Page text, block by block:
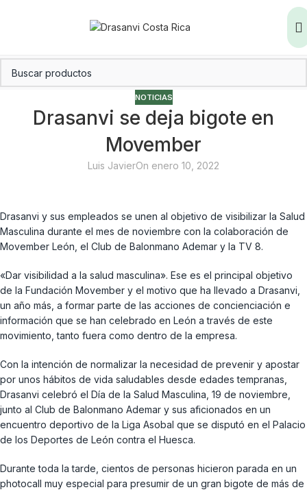
NOTICIAS
Drasanvi se deja bigote en
Movember
Luis JavierOn enero 10, 2022
Drasanvi y sus empleados se unen al objetivo de visibilizar la Salud
Masculina durante el mes de noviembre con la colaboración de
Movember León, el Club de Balonmano Ademar y la TV 8.
«Dar visibilidad a la salud masculina». Ese es el principal objetivo
de la Fundación Movember y el motivo que ha llevado a Drasanvi,
un año más, a formar parte de las acciones de concienciación e
información que se han celebrado en León a través de este
movimiento, tanto fuera como dentro de la empresa.
Con la intención de normalizar la necesidad de prevenir y apostar
por unos hábitos de vida saludables desde edades tempranas,
Drasanvi celebró el Día de la Salud Masculina, 19 de noviembre,
junto al Club de Balonmano Ademar y sus aficionados en un
encuentro deportivo de la Liga Asobal que se disputó en el Palacio
de los Deportes de León contra el Huesca.
Durante toda la tarde, cientos de personas hicieron parada en un
photocall muy especial para presumir de un gran bigote de más de